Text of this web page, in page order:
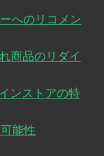
へのリコメン
商品のリダイ
ンストアの特
能性